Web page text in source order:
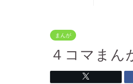
まんが
４コマまん